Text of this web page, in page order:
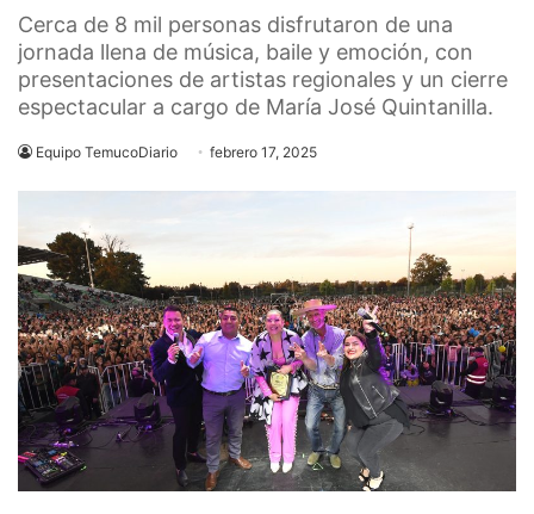
Cerca de 8 mil personas disfrutaron de una
jornada llena de música, baile y emoción, con
presentaciones de artistas regionales y un cierre
espectacular a cargo de María José Quintanilla.
Equipo TemucoDiario febrero 17, 2025